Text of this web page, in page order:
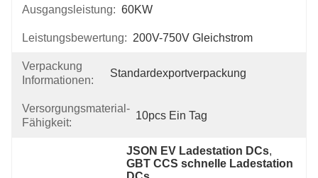
Ausgangsleistung: 60KW
Leistungsbewertung: 200V-750V Gleichstrom
Verpackung
Informationen:
Standardexportverpackung
Versorgungsmaterial-
Fähigkeit:
10pcs Ein Tag
JSON EV Ladestation DCs,
GBT CCS schnelle Ladestation